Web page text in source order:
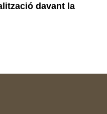
davant la